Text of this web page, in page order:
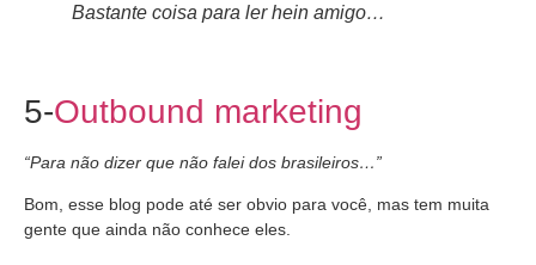
Bastante coisa para ler hein amigo…
5-Outbound marketing
“Para não dizer que não falei dos brasileiros…”
Bom, esse blog pode até ser obvio para você, mas tem muita
gente que ainda não conhece eles.